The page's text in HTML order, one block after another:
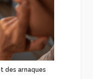
des arnaques